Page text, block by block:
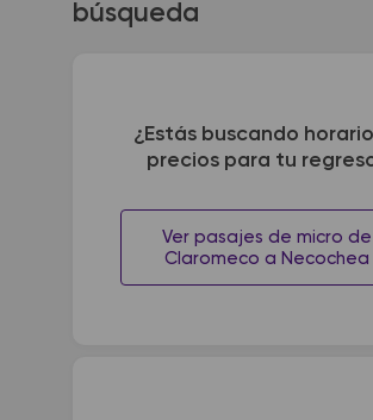
búsqueda
¿Estás buscando
precios para tu
Ver pasajes de micro de
Claromeco a Necochea